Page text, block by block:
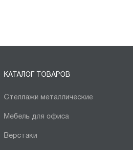
КАТАЛОГ ТОВАРОВ
Стеллажи металлические
Мебель для офиса
Верстаки